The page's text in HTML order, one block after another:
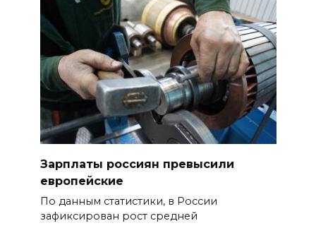
Зарплаты россиян превысили
европейские
По данным статистики, в России
зафиксирован рост средней